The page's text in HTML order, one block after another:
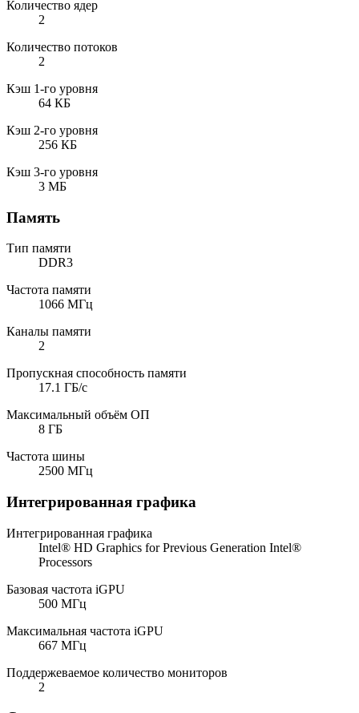
Количество ядер
2
Количество потоков
2
Кэш 1-го уровня
64 КБ
Кэш 2-го уровня
256 КБ
Кэш 3-го уровня
3 МБ
Память
Тип памяти
DDR3
Частота памяти
1066 МГц
Каналы памяти
2
Пропускная способность памяти
17.1 ГБ/с
Максимальный объём ОП
8 ГБ
Частота шины
2500 МГц
Интегрированная графика
Интегрированная графика
Intel® HD Graphics for Previous Generation Intel®
Processors
Базовая частота iGPU
500 МГц
Максимальная частота iGPU
667 МГц
Поддержеваемое количество мониторов
2